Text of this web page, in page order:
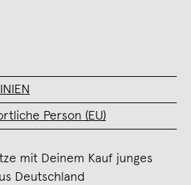
Person (EU)
mit Deinem Kauf junges
Deutschland